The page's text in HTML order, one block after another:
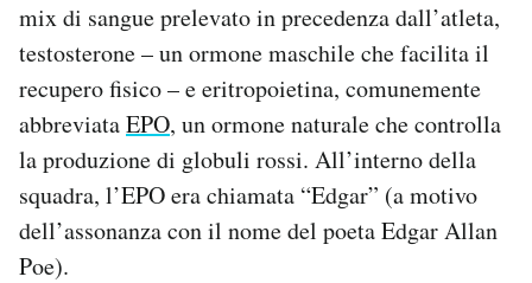
mix di sangue prelevato in precedenza dall’atleta,
testosterone – un ormone maschile che facilita il
recupero fisico – e eritropoietina, comunemente
abbreviataEPO, un ormone naturale che controlla
la produzione di globuli rossi. All’interno della
squadra, l’EPO era chiamata “Edgar” (a motivo
dell’assonanza con il nome del poeta Edgar Allan
Poe).